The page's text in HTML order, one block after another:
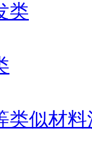
类
类似材